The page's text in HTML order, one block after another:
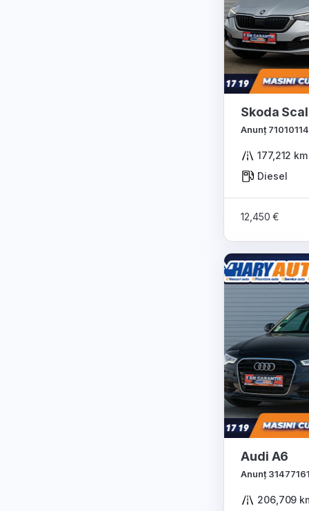
Skoda
Anunț 71010114
177,212 km
Diesel
12,450 €
Audi A6
Anunț
206,709